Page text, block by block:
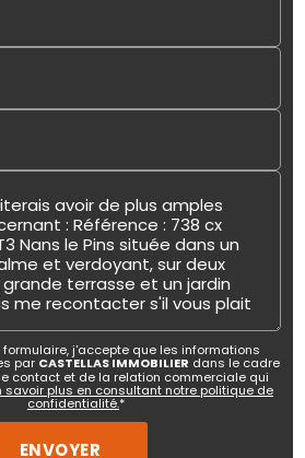
j'accepte que les informations
par CASTELLAS IMMOBILIER dans le cadre
contact et de la relation commerciale qui
savoir plus en consultant notre politique de
confidentialité.*